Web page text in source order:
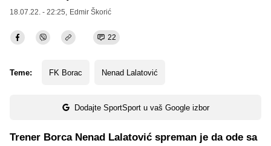
18.07.22. - 22:25, Edmir Škorić
22
Teme: FK Borac Nenad Lalatović
Dodajte SportSport u vaš Google izbor
Trener Borca Nenad Lalatović spreman je da ode sa